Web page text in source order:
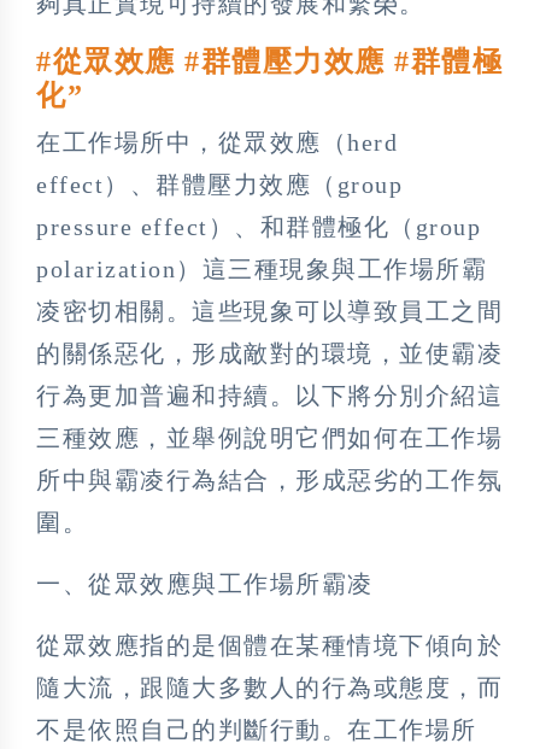
#從眾效應 #群體壓力效應 #群體極
化”
在工作場所中，從眾效應（herd
effect）、群體壓力效應（group
pressure effect）、和群體極化（group
polarization）這三種現象與工作場所霸
凌密切相關。這些現象可以導致員工之間
的關係惡化，形成敵對的環境，並使霸凌
行為更加普遍和持續。以下將分別介紹這
三種效應，並舉例說明它們如何在工作場
所中與霸凌行為結合，形成惡劣的工作氛
圍。
一、從眾效應與工作場所霸凌
從眾效應指的是個體在某種情境下傾向於
隨大流，跟隨大多數人的行為或態度，而
不是依照自己的判斷行動。在工作場所